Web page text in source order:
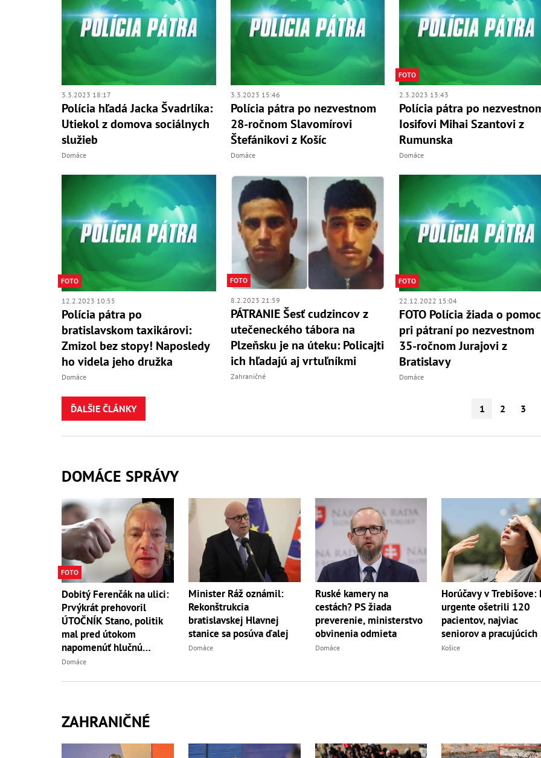
3.3.2023 18:17
Polícia hľadá Jacka Švadrlíka:
Utiekol z domova sociálnych
služieb
Domáce
3.3.2023 15:46
Polícia pátra po nezvestnom
28-ročnom Slavomírovi
Štefánikovi z Košíc
Domáce
FOTO
2.3.2023 13:43
Polícia pátra po
Iosifovi Mihai Szantovi z
Rumunska
Domáce
FOTO
12.2.2023 10:55
Polícia pátra po
bratislavskom taxikárovi:
Zmizol bez stopy! Naposledy
ho videla jeho družka
Domáce
FOTO
8.2.2023 21:59
PÁTRANIE Šesť cudzincov z
utečeneckého tábora na
Plzeňsku je na úteku: Policajti
ich hľadajú aj vrtuľníkmi
Zahraničné
FOTO
22.12.2022 15:04
FOTO Polícia žiada o pomoc
pri pátraní po nezvestnom
35-ročnom Jurajovi z
Bratislavy
Domáce
ĎALŠIE ČLÁNKY 1 2 3
DOMÁCE SPRÁVY
FOTO
Dobitý Ferenčák na ulici:
Prvýkrát prehovoril
ÚTOČNÍK Stano, politik
mal pred útokom
napomenúť hlučnú
partiu!
Domáce
Minister Ráž oznámil:
Rekonštrukcia
bratislavskej Hlavnej
stanice sa posúva ďalej
Domáce
Ruské kamery na
cestách? PS žiada
preverenie, ministerstvo
obvinenia odmieta
Domáce
Horúčavy v Trebišove:
urgente ošetrili 120
pacientov, najviac
seniorov a pracujúcich
Košice
ZAHRANIČNÉ